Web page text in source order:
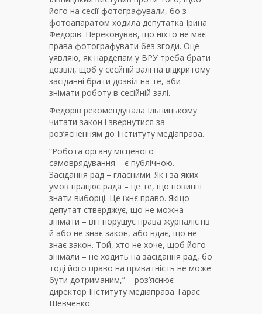
його на сесії фотографували, бо з
фотоапаратом ходила депутатка Ірина
Федорів. Переконував, що ніхто не має
права фотографувати без згоди. Оце
уявляю, як нардепам у ВРУ треба брати
дозвіл, щоб у сесйній залі на відкритому
засіданні брати дозвіл на те, аби
знімати роботу в сесійній залі.
Федорів рекомендувала Ільницькому
читати закон і звернутися за
роз’ясненням до Інституту медіаправа.
“Робота органу місцевого
самоврядування – є публічною.
Засідання рад – гласними. Як і за яких
умов працює рада – це те, що повинні
знати виборці. Це їхнє право. Якщо
депутат стверджує, що не можна
знімати – він порушує права журналістів
й або не знає закон, або вдає, що не
знає закон. Той, хто не хоче, щоб його
знімали – не ходить на засідання рад, бо
тоді його право на приватність не може
бути дотриманим,” – роз’яснює
директор Інституту медіаправа Тарас
Шевченко.